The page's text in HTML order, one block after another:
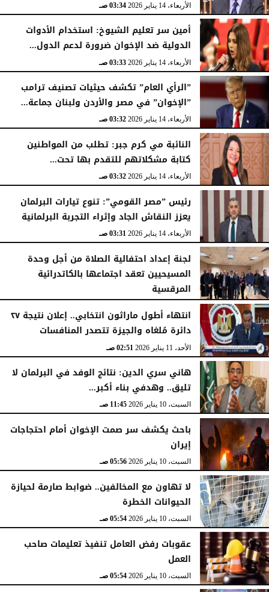
الأربعاء، 14 يناير 2026 03:34 صـ
أمين سر تعليم الشيوخ: استخدام الأدوات
الدولية ضد الإخوان ضرورة لدعم الدول...
الأربعاء، 14 يناير 2026 03:33 صـ
”الرأي العام” تكشف حيثيات تصنيف ترامب
”الإخوان” في مصر والأردن ولبنان جماعة...
الأربعاء، 14 يناير 2026 03:32 صـ
النائبة مي كرم جبر: تطلب من المواطنين
كتابة مشكلاتهم للتقدم بها تحت...
الأربعاء، 14 يناير 2026 03:32 صـ
رئيس ”مصر القومي”: تنوع تيارات البرلمان
يعزز النقاش الجاد وإثراء التجربة البرلمانية
الأربعاء، 14 يناير 2026 03:31 صـ
لجنة إعداد احتفالية الصلاة من أجل وحدة
المسيحيين تعقد اجتماعها بالكاتدرائية
المرقسية
الأربعاء، 14 يناير 2026 03:30 صـ
انتهاء أطول ماراثون انتخابي.. إعلان نتيجة ٢٧
دائرة مُلغاه والجيزة تتصدر المنافسات
الأحد، 11 يناير 2026 02:51 صـ
هاني سري الدين: نتائج الوفد في البرلمان لا
تليق.. وهدفي بناء أكبر...
السبت، 10 يناير 2026 11:45 صـ
باحث يكشف سر صمت الإخوان أمام احتجاجات
إيران
السبت، 10 يناير 2026 05:56 صـ
لا تهاون مع المخالفين.. ضوابط صارمة لحيازة
الحيوانات الخطرة
السبت، 10 يناير 2026 05:54 صـ
عقوبات رفض العامل تنفيذ تعليمات صاحب
العمل
السبت، 10 يناير 2026 05:54 صـ